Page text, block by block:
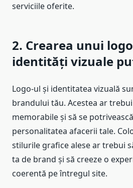
serviciile oferite.
2. Crearea unui
identități vizuale
Logo-ul și identitatea vizuală
brandului tău. Acestea ar
memorabile și să se
personalitatea afacerii tale.
stilurile grafice alese ar trebui
ta de brand și să creeze o
coerentă pe întregul site.